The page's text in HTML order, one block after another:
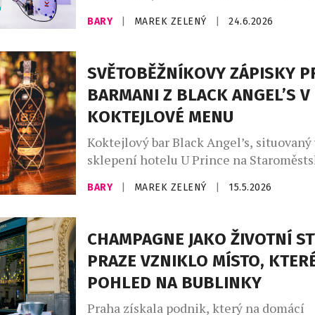
hudebního klubu ve střední Evropě.
legendární místo nabízí mnohem víc.
centrum Prahy může být stejně živé i
Přímo u Karlova mostu vzniká nový […]
BARY MAREK ZELENÝ 24.6.2026
SVĚTOBĚŽNÍKOVY ZÁPISKY
BARMANI Z BLACK ANGEL’S V
KOKTEJLOVÉ MENU
Koktejlový bar Black Angel’s, situovaný
sklepení hotelu U Prince na
náměstí, patří mezi stálice pražské
první hosty přivítal v roce 2010,
pod vedením bar managera Pavla Šímy
koktejlové menu, jež je i tentokrát
dobrodružstvími světoběžníka Aloise
BARY MAREK ZELENÝ 15.5.2026
CHAMPAGNE JAKO ŽIVOTNÍ
PRAZE VZNIKLO MÍSTO,
POHLED NA BUBLINKY
Praha získala podnik, který na domácí